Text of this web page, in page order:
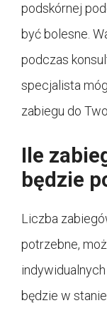
podskórnej
być bolesne.
podczas
specjalista
zabiegu do
Ile
będzie
Liczba
potrzebne,
będzie w